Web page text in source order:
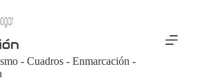
- Cuadros - Enmarcación -